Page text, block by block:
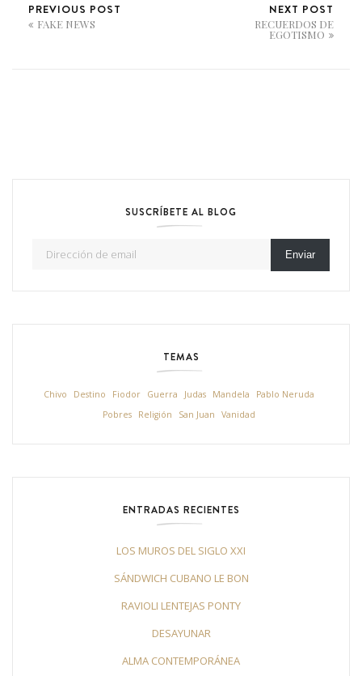
PREVIOUS POST
FAKE NEWS
NEXT POST
RECUERDOS DE
EGOTISMO
SUSCRÍBETE AL BLOG
Enviar
TEMAS
Chivo Destino Fiodor Guerra Judas Mandela
Pablo Neruda
Pobres
Religión San Juan Vanidad
ENTRADAS RECIENTES
LOS MUROS DEL SIGLO XXI
SÁNDWICH CUBANO LE BON
RAVIOLI LENTEJAS PONTY
DESAYUNAR
ALMA CONTEMPORÁNEA